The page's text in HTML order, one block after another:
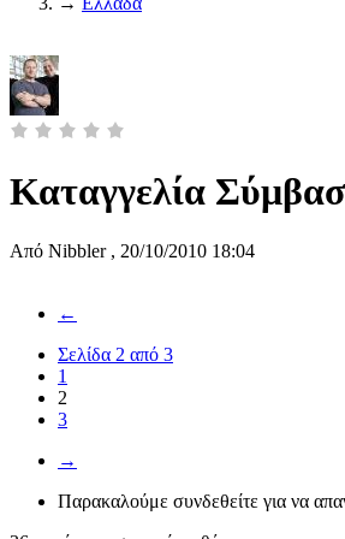
Καταγγελία
Από Nibbler , 20/10/2010 18:04
←
Σελίδα 2 από 3
1
2
3
→
Παρακαλούμε συνδεθείτε για να